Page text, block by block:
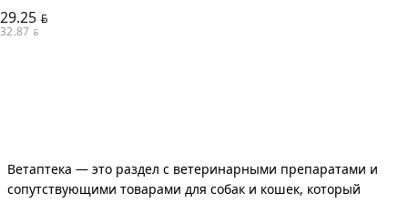
29.25 BYN
32.87 BYN
Ветаптека — это раздел с ветеринарными препаратами и
сопутствующими товарами для собак и кошек, который